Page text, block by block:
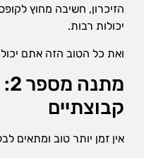
הזיכרון, חשיבה מחוץ
יכולות רבות.
ואת כל הטוב הזה אתם
קבוצתיים
אין זמן יותר טוב ומתאים